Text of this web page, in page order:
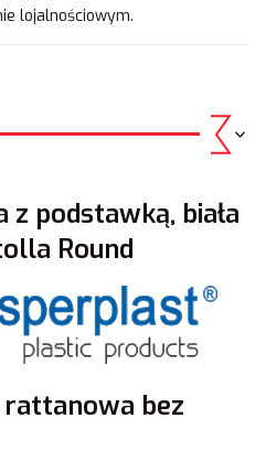
lojalnościowym.
z podstawką, biała
Round
rattanowa bez